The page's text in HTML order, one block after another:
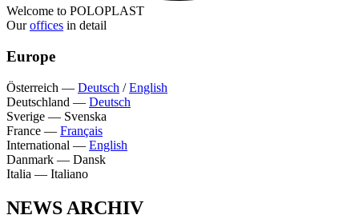
Welcome to POLOPLAST
Ouroffices in detail
Europe
Österreich — Deutsch /English
Deutschland — Deutsch
Sverige — Svenska
France — Français
International — English
Danmark — Dansk
Italia — Italiano
NEWS ARCHIV